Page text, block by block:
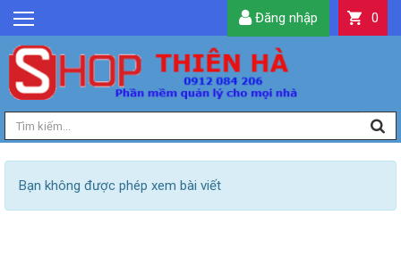
GIỚI THIỆU
TIN TỨC
SẢN PHẨM
DỊCH VỤ
TIỆN ÍCH
0
Đăng nhập
Bạn không được phép xem bài viết